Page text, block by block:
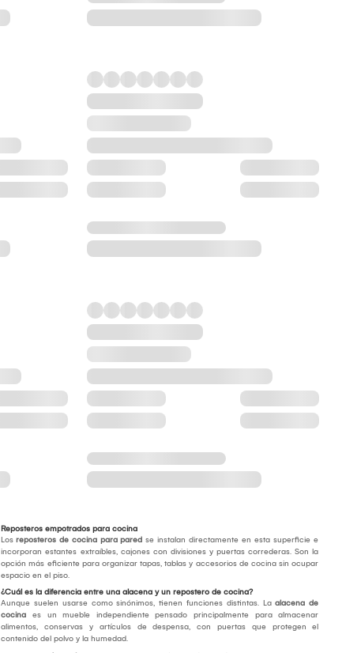
Reposteros empotrados para cocina
Losreposteros de cocina para pared se instalan directamente en esta superficie e
incorporan estantes extraíbles, cajones con divisiones y puertas correderas. Son la
opción más eficiente para organizar tapas, tablas y accesorios de cocina sin ocupar
espacio en el piso.
¿Cuál es la diferencia entre una alacena y un repostero de cocina?
Aunque suelen usarse como sinónimos, tienen funciones distintas. Laalacena de
cocina es un mueble independiente pensado principalmente para almacenar
alimentos, conservas y artículos de despensa, con puertas que protegen el
contenido del polvo y la humedad.